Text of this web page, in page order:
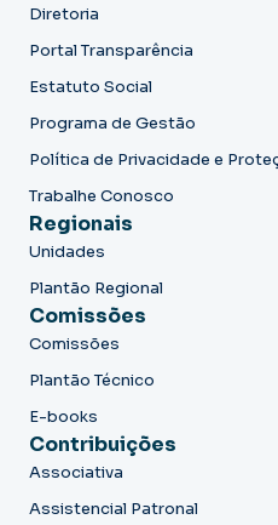
Diretoria
Portal Transparência
Estatuto Social
Programa de Gestão
Política de Privacidade e
Trabalhe Conosco
Regionais
Unidades
Plantão Regional
Comissões
Comissões
Plantão Técnico
E-books
Contribuições
Associativa
Assistencial Patronal